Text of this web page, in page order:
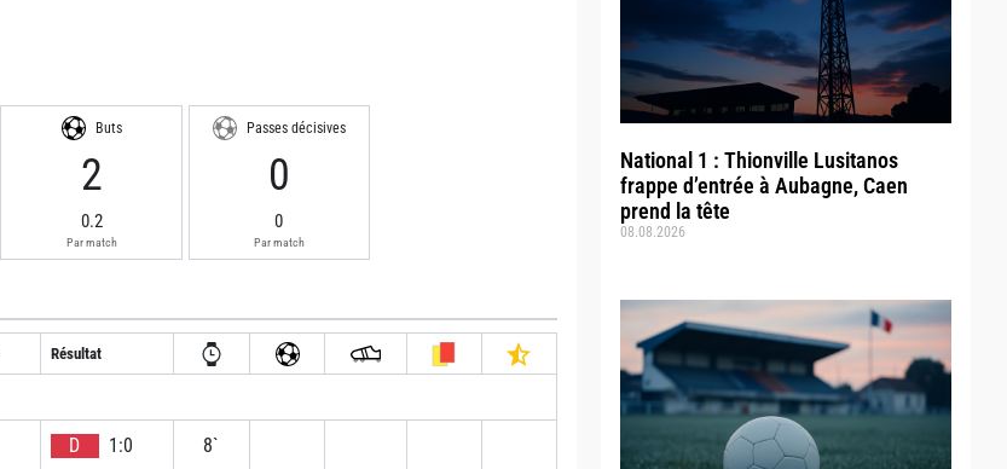
National 1 : Thionville Lusitanos
frappe d’entrée à Aubagne, Caen
prend la tête
08.08.2026
Buts
2
0.2
Par match
Passes décisives
0
0
Par match
Résultat
D 1:0 8`